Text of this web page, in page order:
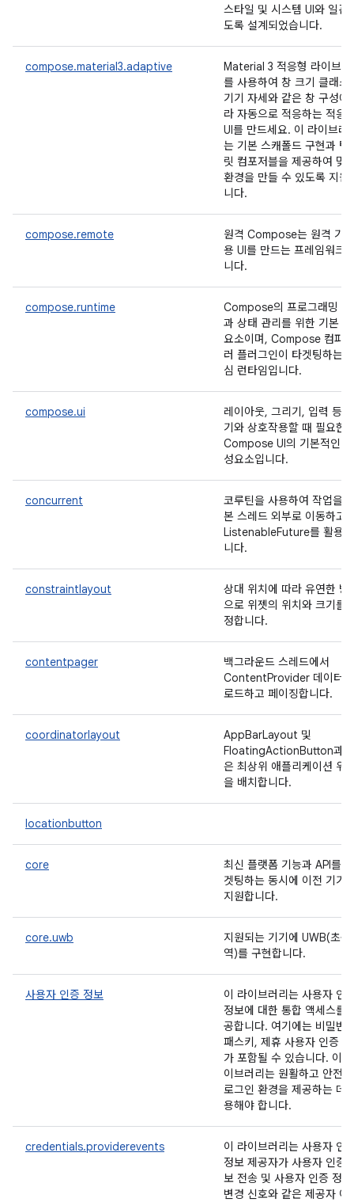
스타일 및 시스템 UI와 일관
도록 설계되었습니다.
compose.material3.adaptive
Material 3 적응형 라이브러
를 사용하여 창 크기 클래스
기기 자세와 같은 창 구성에
라 자동으로 적응하는 적응
UI를 만드세요. 이 라이브러
는 기본 스캐폴드 구현과 템
릿 컴포저블을 제공하여 맞
환경을 만들 수 있도록 지원
니다.
compose.remote
원격 Compose는 원격 기기
용 UI를 만드는 프레임워크
니다.
compose.runtime
Compose의 프로그래밍 모
과 상태 관리를 위한 기본
요소이며, Compose 컴파일
러 플러그인이 타겟팅하는
심 런타임입니다.
compose.ui
레이아웃, 그리기, 입력 등
기와 상호작용할 때 필요한
Compose UI의 기본적인 구
성요소입니다.
concurrent
코루틴을 사용하여 작업을
본 스레드 외부로 이동하고
ListenableFuture를 활용합
니다.
constraintlayout
상대 위치에 따라 유연한 방
으로 위젯의 위치와 크기를
정합니다.
contentpager
백그라운드 스레드에서
ContentProvider 데이터를
로드하고 페이징합니다.
coordinatorlayout
AppBarLayout 및
FloatingActionButton과
은 최상위 애플리케이션 위
을 배치합니다.
locationbutton
core
최신 플랫폼 기능과 API를 타
겟팅하는 동시에 이전 기기
지원합니다.
core.uwb
지원되는 기기에 UWB(초광
역)를 구현합니다.
사용자 인증 정보
이 라이브러리는 사용자 인
정보에 대한 통합 액세스를
공합니다. 여기에는 비밀번
패스키, 제휴 사용자 인증
가 포함될 수 있습니다. 이
이브러리는 원활하고 안전한
로그인 환경을 제공하는 데
용해야 합니다.
credentials.providerevents
이 라이브러리는 사용자 인
정보 제공자가 사용자 인증
보 전송 및 사용자 인증 정보
변경 신호와 같은 제공자 이